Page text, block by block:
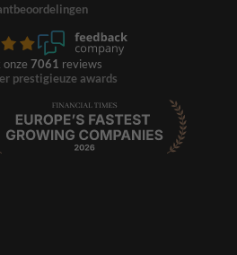
onze 7061 reviews
prestigieuze awards